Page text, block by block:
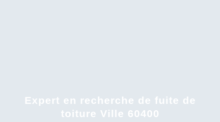
Expert en recherche de fuite de
toiture Ville 60400